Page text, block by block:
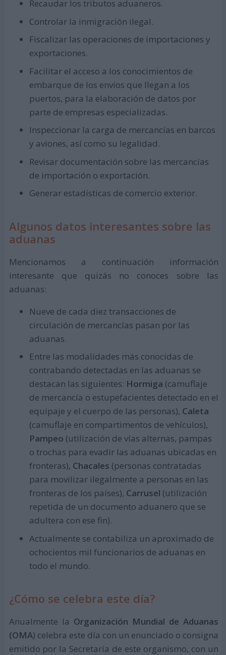
Recaudar los tributos aduaneros.
Controlar la inmigración ilegal.
Fiscalizar las operaciones de importaciones y
exportaciones.
Facilitar el acceso a los conocimientos de
embarque de los envíos que llegan a los
puertos, para la elaboración de datos por
parte de empresas especializadas.
Inspeccionar la carga de mercancías en barcos
y aviones, así como su legalidad.
Revisar documentación sobre las mercancías
de importación o exportación.
Generar estadísticas de comercio exterior.
Algunos datos interesantes sobre las
aduanas
Mencionamos a continuación información
interesante que quizás no conoces sobre las
aduanas:
Nueve de cada diez transacciones de
circulación de mercancías pasan por las
aduanas.
Entre las modalidades más conocidas de
contrabando detectadas en las aduanas se
destacan las siguientes: Hormiga (camuflaje
de mercancía o estupefacientes detectado en el
equipaje y el cuerpo de las personas), Caleta
(camuflaje en compartimentos de vehículos),
Pampeo (utilización de vías alternas, pampas
o trochas para evadir las aduanas ubicadas en
fronteras), Chacales (personas contratadas
para movilizar ilegalmente a personas en las
fronteras de los países), Carrusel (utilización
repetida de un documento aduanero que se
adultera con ese fin).
Actualmente se contabiliza un aproximado de
ochocientos mil funcionarios de aduanas en
todo el mundo.
¿Cómo se celebra este día?
Anualmente la Organización Mundial de Aduanas
(OMA) celebra este día con un enunciado o consigna
emitido por la Secretaría de este organismo, con un